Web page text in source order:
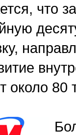
что
около 80